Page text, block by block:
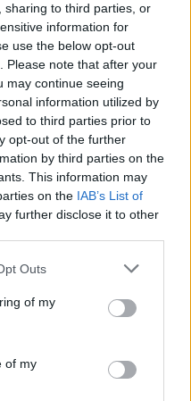
sharing to third parties, or
information for
use the below opt-out
Please note that after your
may continue seeing
information utilized by
to third parties prior to
opt-out of the further
by third parties on the
This information may
on the IAB’s List of
further disclose it to other
uses one or more Google
You may click to
its third-party tags to
purposes in below Google
Outs
of my
of my
arrivano 489mila